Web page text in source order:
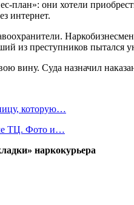
план»: они хотели
интернет.
из преступников пытался
вину. Суда назначил
которую…
ТЦ. Фото и…
наркокурьера